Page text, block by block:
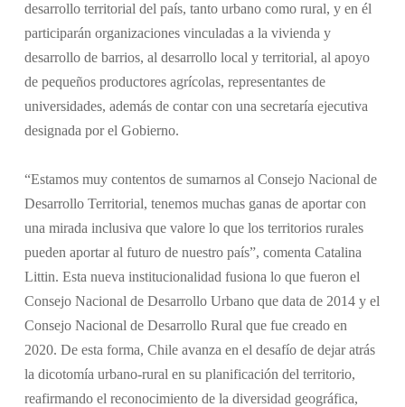
desarrollo territorial del país, tanto urbano como rural, y en él
participarán organizaciones vinculadas a la vivienda y
desarrollo de barrios, al desarrollo local y territorial, al apoyo
de pequeños productores agrícolas, representantes de
universidades, además de contar con una secretaría ejecutiva
designada por el Gobierno.
“Estamos muy contentos de sumarnos al Consejo Nacional de
Desarrollo Territorial, tenemos muchas ganas de aportar con
una mirada inclusiva que valore lo que los territorios rurales
pueden aportar al futuro de nuestro país”, comenta Catalina
Littin. Esta nueva institucionalidad fusiona lo que fueron el
Consejo Nacional de Desarrollo Urbano que data de 2014 y el
Consejo Nacional de Desarrollo Rural que fue creado en
2020. De esta forma, Chile avanza en el desafío de dejar atrás
la dicotomía urbano-rural en su planificación del territorio,
reafirmando el reconocimiento de la diversidad geográfica,